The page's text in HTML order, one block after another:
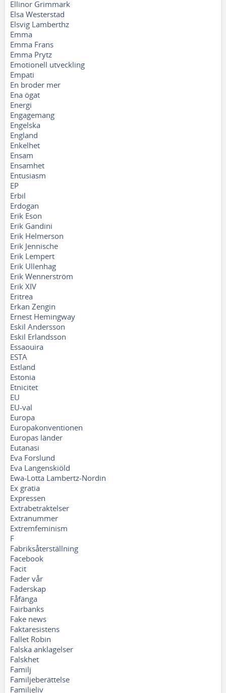
Ellinor Grimmark
Elsa Westerstad
Elsvig Lamberthz
Emma
Emma Frans
Emma Prytz
Emotionell utveckling
Empati
En broder mer
Ena ögat
Energi
Engagemang
Engelska
England
Enkelhet
Ensam
Ensamhet
Entusiasm
EP
Erbil
Erdogan
Erik Eson
Erik Gandini
Erik Helmerson
Erik Jennische
Erik Lempert
Erik Ullenhag
Erik Wennerström
Erik XIV
Eritrea
Erkan Zengin
Ernest Hemingway
Eskil Andersson
Eskil Erlandsson
Essaouira
ESTA
Estland
Estonia
Etnicitet
EU
EU-val
Europa
Europakonventionen
Europas länder
Eutanasi
Eva Forslund
Eva Langenskiöld
Ewa-Lotta Lambertz-Nordin
Ex gratia
Expressen
Extrabetraktelser
Extranummer
Extremfeminism
F
Fabriksåterställning
Facebook
Facit
Fader vår
Faderskap
Fåfänga
Fairbanks
Fake news
Faktaresistens
Fallet Robin
Falska anklagelser
Falskhet
Familj
Familjeberättelse
Familjeliv